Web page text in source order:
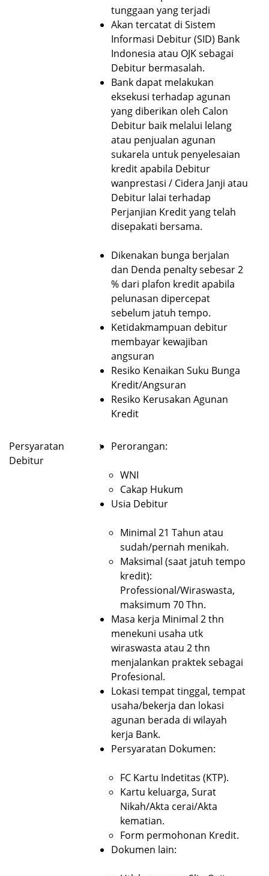
tunggaan yang terjadi
Akan tercatat di Sistem
Informasi Debitur (SID) Bank
Indonesia atau OJK sebagai
Debitur bermasalah.
Bank dapat melakukan
eksekusi terhadap agunan
yang diberikan oleh Calon
Debitur baik melalui lelang
atau penjualan agunan
sukarela untuk penyelesaian
kredit apabila Debitur
wanprestasi / Cidera Janji atau
Debitur lalai terhadap
Perjanjian Kredit yang telah
disepakati bersama.
Dikenakan bunga berjalan
dan Denda penalty sebesar 2
% dari plafon kredit apabila
pelunasan dipercepat
sebelum jatuh tempo.
Ketidakmampuan debitur
membayar kewajiban
angsuran
Resiko Kenaikan Suku Bunga
Kredit/Angsuran
Resiko Kerusakan Agunan
Kredit
Persyaratan
Debitur
: Perorangan:
WNI
Cakap Hukum
Usia Debitur
Minimal 21 Tahun atau
sudah/pernah menikah.
Maksimal (saat jatuh tempo
kredit):
Professional/Wiraswasta,
maksimum 70 Thn.
Masa kerja Minimal 2 thn
menekuni usaha utk
wiraswasta atau 2 thn
menjalankan praktek sebagai
Profesional.
Lokasi tempat tinggal, tempat
usaha/bekerja dan lokasi
agunan berada di wilayah
kerja Bank.
Persyaratan Dokumen:
FC Kartu Indetitas (KTP).
Kartu keluarga, Surat
Nikah/Akta cerai/Akta
kematian.
Form permohonan Kredit.
Dokumen lain: